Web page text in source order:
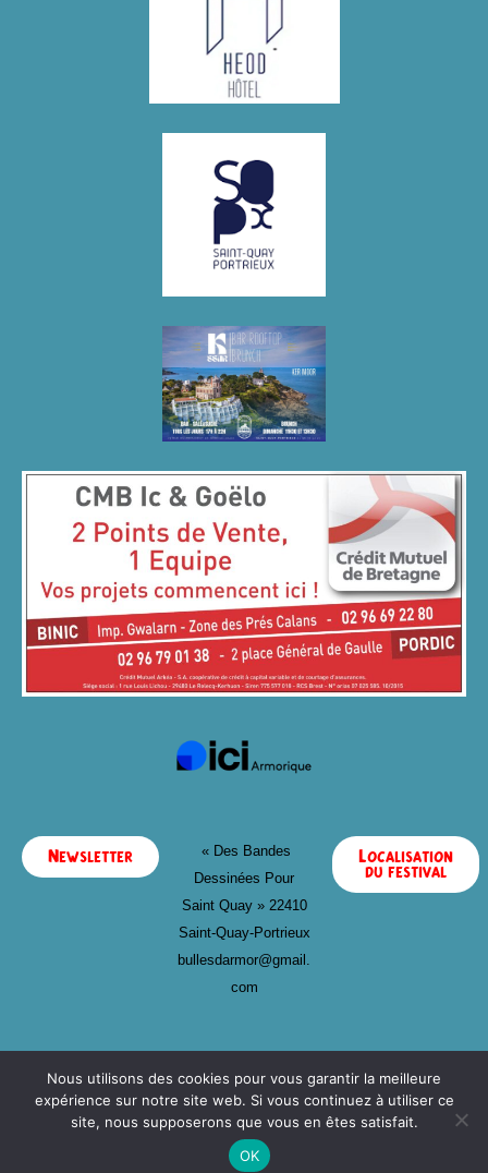
Newsletter
« Des Bandes
Dessinées Pour
Saint Quay » 22410
Saint-Quay-Portrieux
bullesdarmor@gmail.
com
Localisation
du festival
Nous utilisons des cookies pour vous garantir la meilleure
expérience sur notre site web. Si vous continuez à utiliser ce
site, nous supposerons que vous en êtes satisfait.
OK